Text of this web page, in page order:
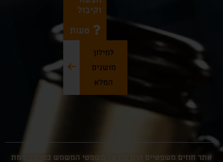
וקיבול
טעות
למילון
מושגים
המלא
אתר חוזים משפטיים הינו פורטל משפטי המשמש כפלטפורמת